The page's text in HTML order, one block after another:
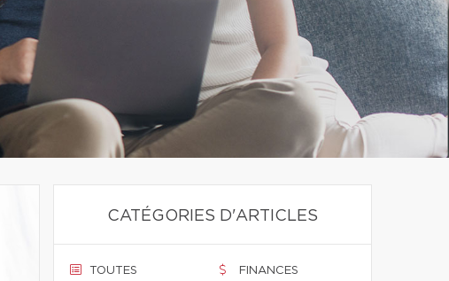
CATÉGORIES D'ARTICLES
TOUTES FINANCES